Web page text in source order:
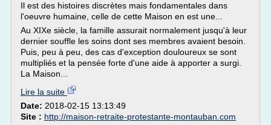
Il est des histoires discrètes mais fondamentales dans
l'oeuvre humaine, celle de cette Maison en est une...
Au XIXe siècle, la famille assurait normalement jusqu'à leur
dernier souffle les soins dont ses membres avaient besoin.
Puis, peu à peu, des cas d'exception douloureux se sont
multipliés et la pensée forte d'une aide à apporter a surgi.
La Maison...
Lire la suite
Date: 2018-02-15 13:13:49
Site : http://maison-retraite-protestante-montauban.com